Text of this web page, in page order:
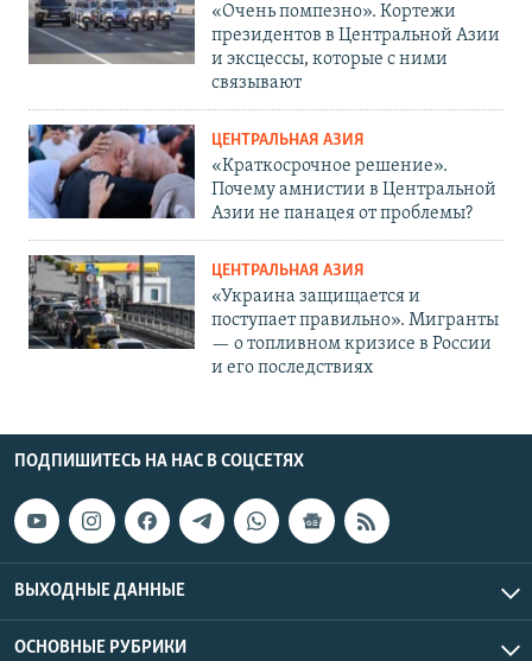
«Очень помпезно». Кортежи
президентов в Центральной Азии
и эксцессы, которые с ними
связывают
ЦЕНТРАЛЬНАЯ АЗИЯ
«Краткосрочное решение».
Почему амнистии в Центральной
Азии не панацея от проблемы?
ЦЕНТРАЛЬНАЯ АЗИЯ
«Украина защищается и
поступает правильно». Мигранты
— о топливном кризисе в России
и его последствиях
ПОДПИШИТЕСЬ НА НАС В СОЦСЕТЯХ
ВЫХОДНЫЕ ДАННЫЕ
ОСНОВНЫЕ РУБРИКИ